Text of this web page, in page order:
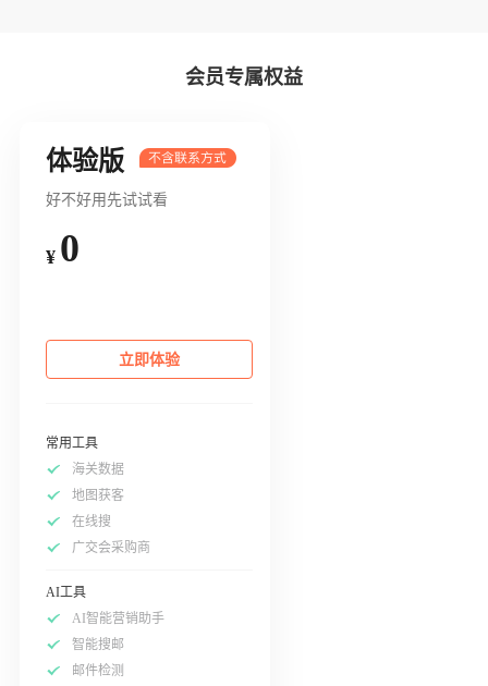
会员专属权益
体验版
好不好用先试试看
¥ 0
立即体验
常用工具
海关数据
地图获客
在线搜
广交会采购商
AI工具
AI智能营销助手
智能搜邮
邮件检测